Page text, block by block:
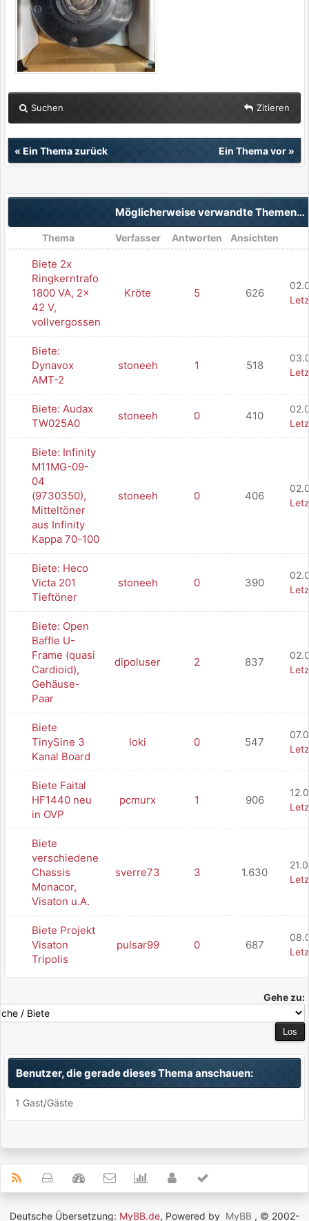
Suchen Zitieren
« Ein Thema zurück Ein Thema vor»
Möglicherweise verwandte Themen…
Thema Verfasser Antworten Ansichten
Biete 2x
Ringkerntrafo
1800 VA, 2x
42 V,
vollvergossen
Kröte 5 626
Biete:
Dynavox
AMT-2
stoneeh 1 518
Biete: Audax
TW025A0
stoneeh 0 410
Biete: Infinity
M11MG-09-
04
(9730350),
Mitteltöner
aus Infinity
Kappa 70-100
stoneeh 0 406
Biete: Heco
Victa 201
Tieftöner
stoneeh 0 390
Biete: Open
Baffle U-
Frame (quasi
Cardioid),
Gehäuse-
Paar
dipoluser 2 837
Biete
TinySine 3
Kanal Board
loki 0 547
Biete Faital
HF1440 neu
in OVP
pcmurx 1 906
Biete
verschiedene
Chassis
Monacor,
Visaton u.A.
sverre73 3 1.630
Biete Projekt
Visaton
Tripolis
pulsar99 0 687
Gehe zu:
Benutzer, die gerade dieses Thema anschauen:
1 Gast/Gäste
Deutsche Übersetzung: MyBB.de, Powered by MyBB , © 2002-